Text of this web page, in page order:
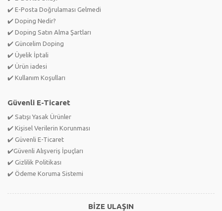
✔️ E-Posta Doğrulaması Gelmedi
✔️ Doping Nedir?
✔️ Doping Satın Alma Şartları
✔️ Güncelim Doping
✔️ Üyelik İptali
✔️ Ürün iadesi
✔️ Kullanım Koşulları
Güvenli E-Ticaret
✔️ Satışı Yasak Ürünler
✔️ Kişisel Verilerin Korunması
✔️ Güvenli E-Ticaret
✔️Güvenli Alışveriş İpuçları
✔️ Gizlilik Politikası
✔️ Ödeme Koruma Sistemi
BİZE ULAŞIN